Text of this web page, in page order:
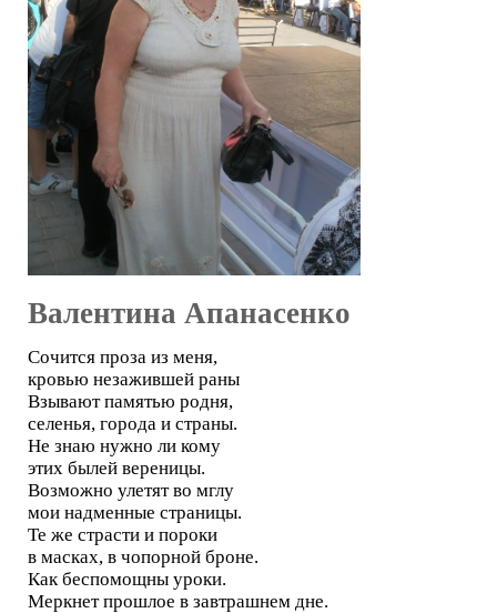
Валентина Апанасенко
Сочится проза из меня,
кровью незажившей раны
Взывают памятью родня,
селенья, города и страны.
Не знаю нужно ли кому
этих былей вереницы.
Возможно улетят во мглу
мои надменные страницы.
Те же страсти и пороки
в масках, в чопорной броне.
Как беспомощны уроки.
Меркнет прошлое в завтрашнем дне.